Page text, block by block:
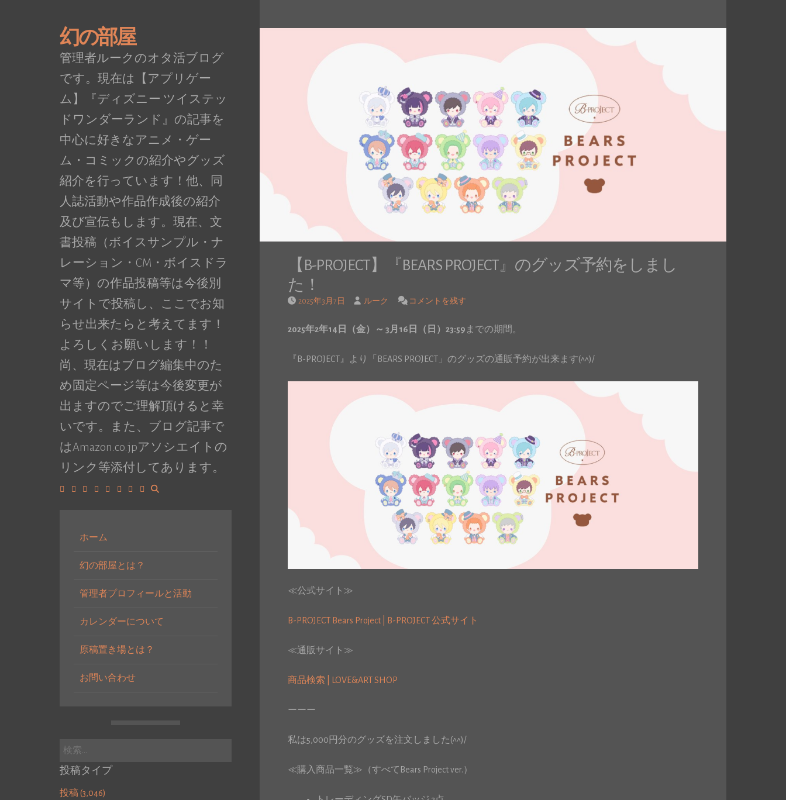
幻の部屋
管理者ルークのオタ活ブログ
です。現在は【アプリゲー
ム】『ディズニー ツイステッ
ドワンダーランド』の記事を
中心に好きなアニメ・ゲー
ム・コミックの紹介やグッズ
紹介を行っています！他、同
人誌活動や作品作成後の紹介
及び宣伝もします。現在、文
書投稿（ボイスサンプル・ナ
レーション・CM・ボイスドラ
マ等）の作品投稿等は今後別
サイトで投稿し、ここでお知
らせ出来たらと考えてます！
よろしくお願いします！！
尚、現在はブログ編集中のた
め固定ページ等は今後変更が
出ますのでご理解頂けると幸
いです。また、ブログ記事で
はAmazon.co.jpアソシエイトの
リンク等添付してあります。
ホーム
幻の部屋とは？
管理者プロフィールと活動
カレンダーについて
原稿置き場とは？
お問い合わせ
検
投稿タイプ
投稿 (3,046)
【B-PROJECT】『BEARS PROJECT』のグッズ予約をしまし
た！
2025年3月7日 ルーク コメントを残す
2025年2年14日（金）～ 3月16日（日）23:59 までの期間。
『B-PROJECT』より「BEARS PROJECT」のグッズの通販予約が出来ます(^^)/
≪公式サイト≫
B-PROJECT Bears Project | B-PROJECT 公式サイト
≪通販サイト≫
商品検索 | LOVE&ART SHOP
ーーー
私は5,000円分のグッズを注文しました(^^)/
≪購入商品一覧≫（すべてBears Project ver.）